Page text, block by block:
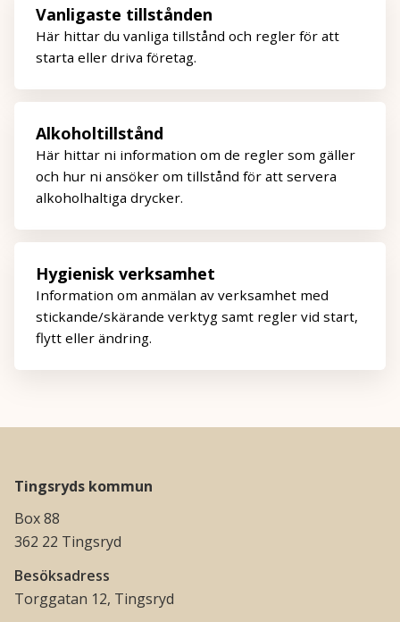
Vanligaste tillstånden
Här hittar du vanliga tillstånd och regler för att
starta eller driva företag.
Alkoholtillstånd
Här hittar ni information om de regler som gäller
och hur ni ansöker om tillstånd för att servera
alkoholhaltiga drycker.
Hygienisk verksamhet
Information om anmälan av verksamhet med
stickande/skärande verktyg samt regler vid start,
flytt eller ändring.
Tingsryds kommun
Box 88
362 22 Tingsryd
Besöksadress
Torggatan 12, Tingsryd